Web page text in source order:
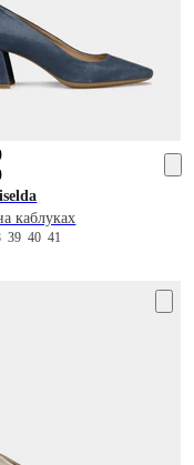
каблуках
394041